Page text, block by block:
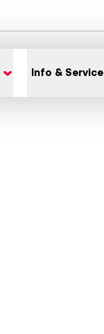
Info & Service